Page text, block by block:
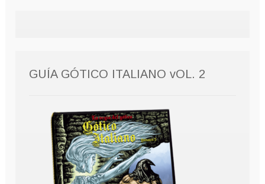
GUÍA GÓTICO ITALIANO vOL. 2